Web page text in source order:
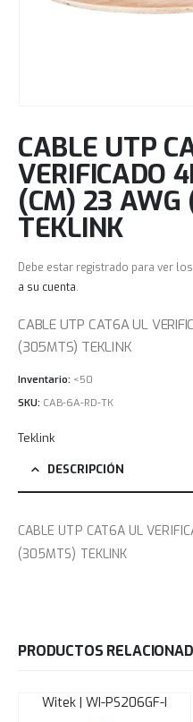
CABLE UTP
VERIFICADO
(CM) 23
TEKLINK
Debe estar registrado para ver
a su cuenta.
CABLE UTP CAT6A UL
(305MTS) TEKLINK
Inventario: <50
SKU: CAB-6A-RD-TK
Teklink
DESCRIPCIÓN
CABLE UTP CAT6A UL
(305MTS) TEKLINK
PRODUCTOS
Witek | WI-PS206GF-I